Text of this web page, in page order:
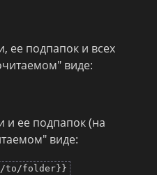
ее подпапок и всех
виде:
и ее подпапок (на
виде:
to/folder}}